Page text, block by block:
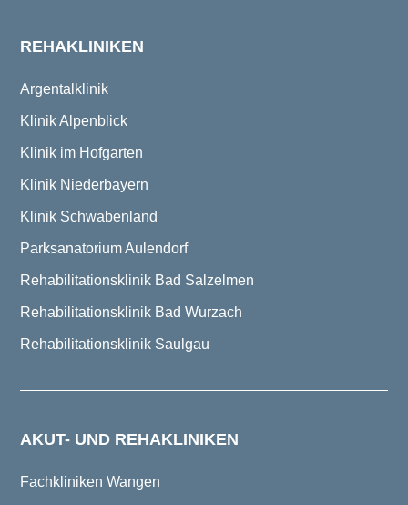
REHAKLINIKEN
Argentalklinik
Klinik Alpenblick
Klinik im Hofgarten
Klinik Niederbayern
Klinik Schwabenland
Parksanatorium Aulendorf
Rehabilitationsklinik Bad Salzelmen
Rehabilitationsklinik Bad Wurzach
Rehabilitationsklinik Saulgau
AKUT- UND REHAKLINIKEN
Fachkliniken Wangen